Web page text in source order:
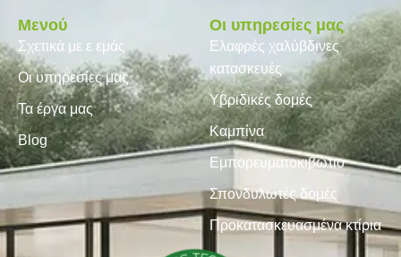
Μενού
Σχετικά με ε εμάς
Οι υπηρεσίες μας
Τα έργα μας
Blog
Οι υπηρεσίες μας
Ελαφρές χαλύβδινες
κατασκευές
Υβριδικές δομές
Καμπίνα
Εμπορευματοκιβώτιο
Σπονδυλωτές δομές
Προκατασκευασμένα κτίρια